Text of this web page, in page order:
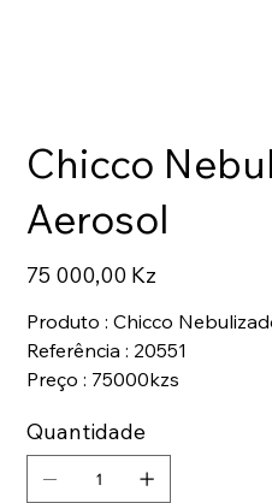
Chicco
Aerosol
Preço
75 000,00 Kz
Produto : Chicco
Referência : 20551
Preço : 75000kzs
Quantidade